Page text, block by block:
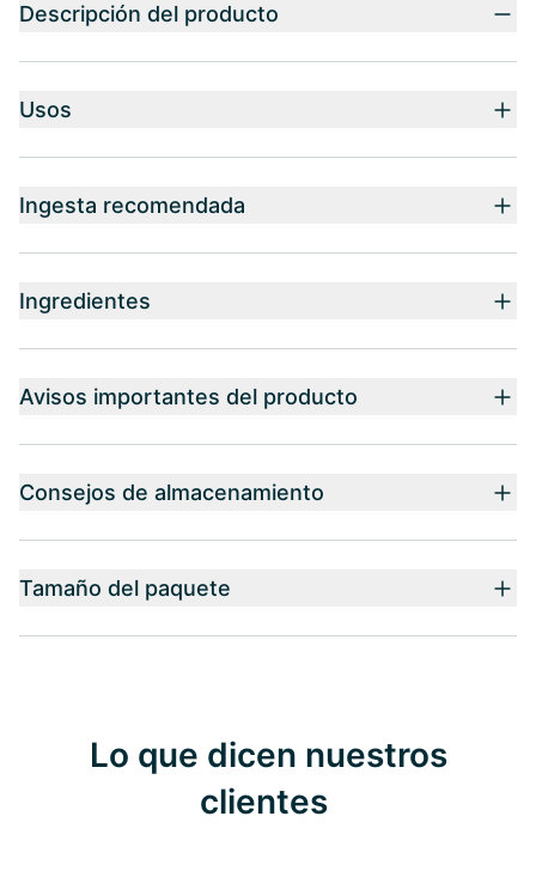
Descripción del producto
Usos
Ingesta recomendada
Ingredientes
Avisos importantes del producto
Consejos de almacenamiento
Tamaño del paquete
Lo que dicen nuestros
clientes